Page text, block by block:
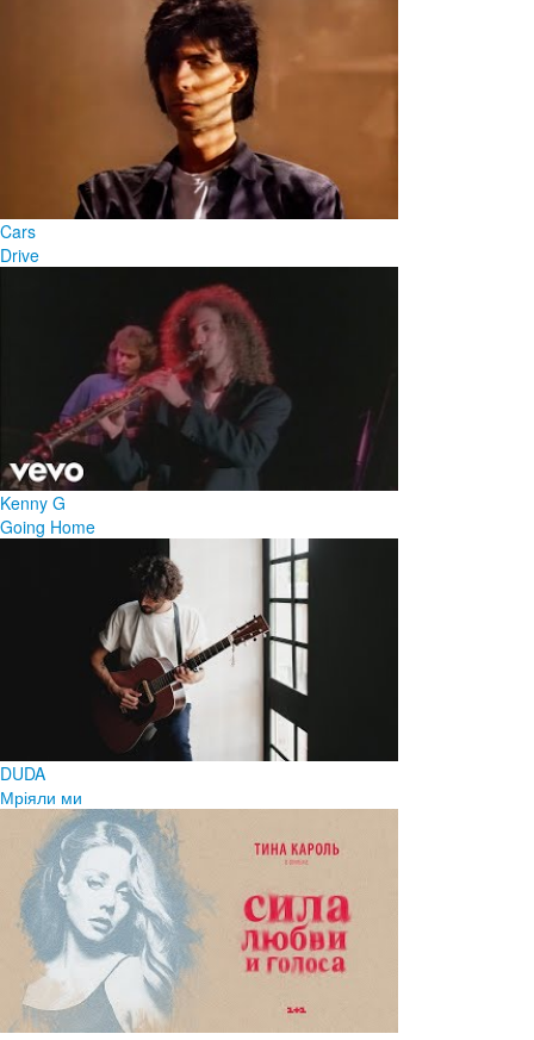
Cars
Drive
Kenny G
Going Home
DUDA
Мріяли ми